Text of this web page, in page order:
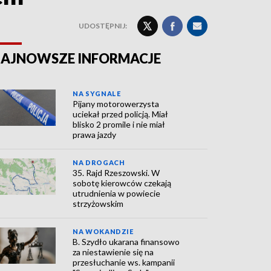
UDOSTĘPNIJ:
INFORMACJE
NA SYGNALE
Pijany motorowerzysta
uciekał przed policją. Miał
blisko 2 promile i nie miał
prawa jazdy
NA DROGACH
35. Rajd Rzeszowski. W
sobotę kierowców czekają
utrudnienia w powiecie
strzyżowskim
NA WOKANDZIE
B. Szydło ukarana finansowo
za niestawienie się na
przesłuchanie ws. kampanii